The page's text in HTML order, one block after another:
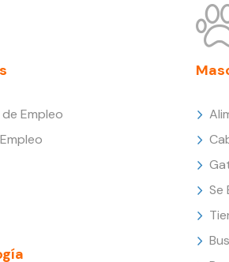
Empleo
Se